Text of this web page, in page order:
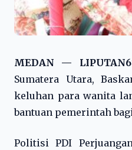
MEDAN —
Sumatera Utara,
keluhan para wanita
bantuan pemerintah
Politisi PDI